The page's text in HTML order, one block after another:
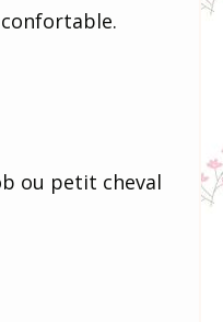
ou petit cheval